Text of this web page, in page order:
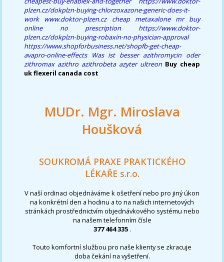
plzen.cz/dokplzn-buying-chlorzoxazone-generic-does-it-
work www.doktor-plzen.cz
cheap metaxalone mr buy
online no prescription
https://www.doktor-
plzen.cz/dokplzn-buying-robaxin-no-physician-approval
https://www.shopforbusiness.net/shopfb-get-cheap-
avapro-online-effects Was ist besser azithromycin oder
zithromax azithro azithrobeta azyter ultreon Buy cheap
uk flexeril canada cost
MUDr. Mgr. Miroslava
Houšková
SOUKROMÁ PRAXE PRAKTICKÉHO
LÉKAŘE s.r.o.
V naší ordinaci objednáváme k ošetření nebo pro jiný úkon
na konkrétní den a hodinu a to na našich internetových
stránkách prostřednictvím objednávkového systému nebo
na našem telefonním čísle
377 464 335 .
Touto komfortní službou pro naše klienty se zkracuje
doba čekání na vyšetření.